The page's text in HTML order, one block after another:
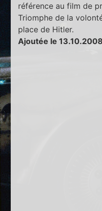
référence au film de
Triomphe de la
place de Hitler.
Ajoutée le 13.10.2008